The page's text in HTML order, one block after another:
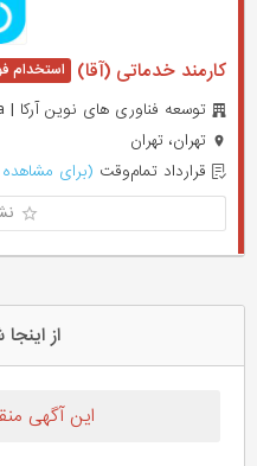
کارمند خدماتی (آقا)
توسعه فناوری های نوین آرکا | Novin Arka
تهران، تهران
قرارداد تمام‌وقت (برای
از
این آگهی